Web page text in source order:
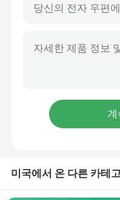
에어백 롤러
중용용 부풀이 에어백
에어백 발사선
보트 에어백
미국에서 온 다른 카테